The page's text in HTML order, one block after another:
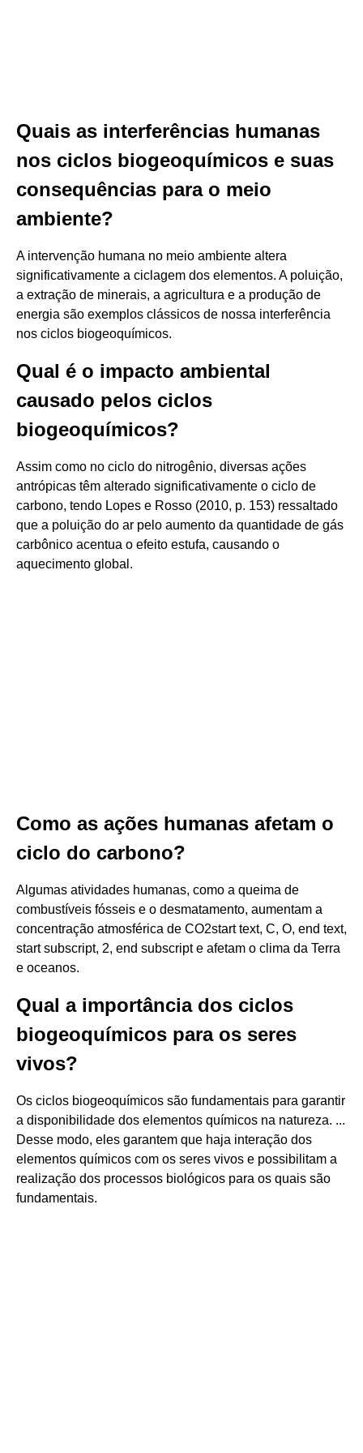
Quais as interferências humanas
nos ciclos biogeoquímicos e suas
consequências para o meio
ambiente?
A intervenção humana no meio ambiente altera
significativamente a ciclagem dos elementos. A poluição,
a extração de minerais, a agricultura e a produção de
energia são exemplos clássicos de nossa interferência
nos ciclos biogeoquímicos.
Qual é o impacto ambiental
causado pelos ciclos
biogeoquímicos?
Assim como no ciclo do nitrogênio, diversas ações
antrópicas têm alterado significativamente o ciclo de
carbono, tendo Lopes e Rosso (2010, p. 153) ressaltado
que a poluição do ar pelo aumento da quantidade de gás
carbônico acentua o efeito estufa, causando o
aquecimento global.
Como as ações humanas afetam o
ciclo do carbono?
Algumas atividades humanas, como a queima de
combustíveis fósseis e o desmatamento, aumentam a
concentração atmosférica de CO2​start text, C, O, end text,
start subscript, 2, end subscript e afetam o clima da Terra
e oceanos.
Qual a importância dos ciclos
biogeoquímicos para os seres
vivos?
Os ciclos biogeoquímicos são fundamentais para garantir
a disponibilidade dos elementos químicos na natureza. ...
Desse modo, eles garantem que haja interação dos
elementos químicos com os seres vivos e possibilitam a
realização dos processos biológicos para os quais são
fundamentais.